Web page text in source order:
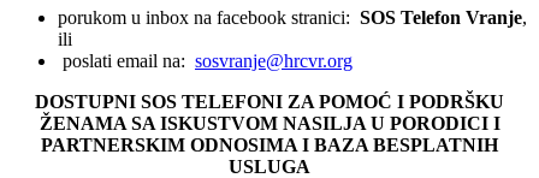
porukom u inbox na facebook stranici: SOS Telefon Vranje,
ili
poslati email na: sosvranje@hrcvr.org
DOSTUPNI SOS TELEFONI ZA POMOĆ I PODRŠKU
ŽENAMA SA ISKUSTVOM NASILJA U PORODICI I
PARTNERSKIM ODNOSIMA I BAZA BESPLATNIH
USLUGA